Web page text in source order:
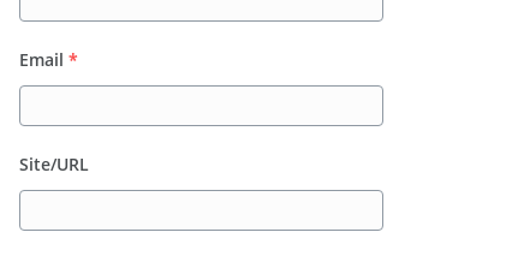
Email *
Site/URL